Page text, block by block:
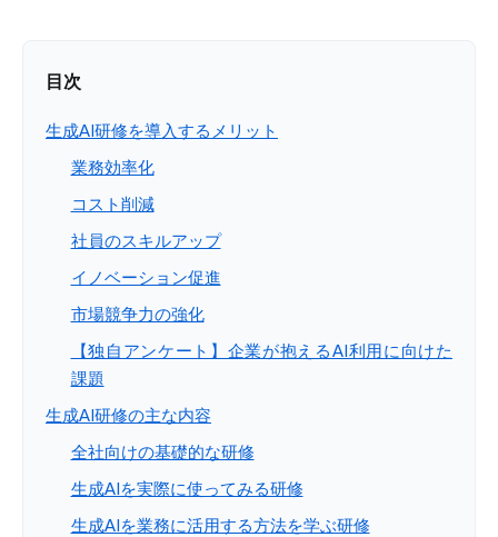
目次
生成AI研修を導入するメリット
業務効率化
コスト削減
社員のスキルアップ
イノベーション促進
市場競争力の強化
【独自アンケート】企業が抱えるAI利用に向けた
課題
生成AI研修の主な内容
全社向けの基礎的な研修
生成AIを実際に使ってみる研修
生成AIを業務に活用する方法を学ぶ研修